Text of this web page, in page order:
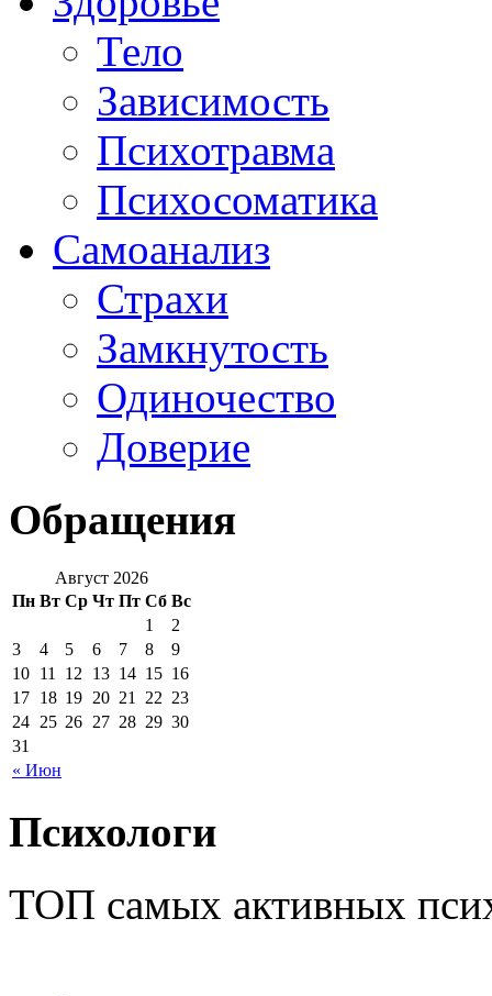
Тело
Зависимость
Психотравма
Психосоматика
Самоанализ
Страхи
Замкнутость
Одиночество
Доверие
Обращения
Август 2026
Пн Вт Ср Чт Пт Сб Вс
« Июн
1
2
3
4 5 6 7 8
9
10 11 12 13 14 15 16
17 18 19 20 21 22 23
24 25 26 27 28 29 30
31
Психологи
ТОП самых активных